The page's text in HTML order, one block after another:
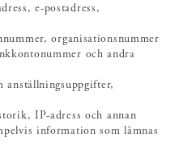
e-postadress,
organisationsnummer
och andra
anställningsuppgifter,
IP-adress och annan
information som lämnas